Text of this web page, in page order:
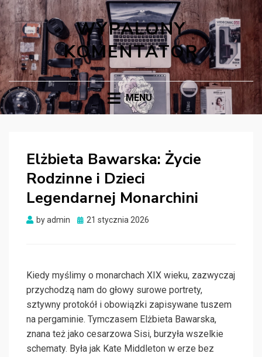
WYPALONY
KOMENTATOR
MENU
Elżbieta Bawarska: Życie
Rodzinne i Dzieci
Legendarnej Monarchini
byadmin
Posted
21 stycznia 2026
Kiedy myślimy o monarchach XIX wieku, zazwyczaj
przychodzą nam do głowy surowe portrety,
sztywny protokół i obowiązki zapisywane tuszem
na pergaminie. Tymczasem Elżbieta Bawarska,
znana też jako cesarzowa Sisi, burzyła wszelkie
schematy. Była jak Kate Middleton w erze bez